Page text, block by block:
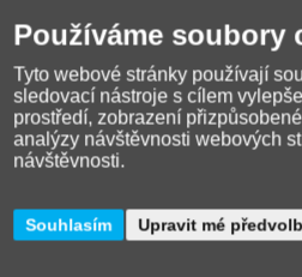
samostatně se obsloužit. Vhodné
Parametry a vlastnosti
Materiál:krabička, víčko,
(polypropylen), těsnění a rukojeť -
netoxický potravinářský gel a EVA
Rozměry:
235mm x 215mm x
Používáme soubory
Tyto webové stránky používají
sledovací nástroje s cílem
prostředí, zobrazení
analýzy návštěvnosti webových
návštěvnosti.
Souhlasím Upravit mé